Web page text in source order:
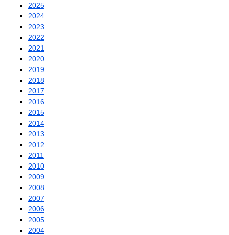
2025
2024
2023
2022
2021
2020
2019
2018
2017
2016
2015
2014
2013
2012
2011
2010
2009
2008
2007
2006
2005
2004